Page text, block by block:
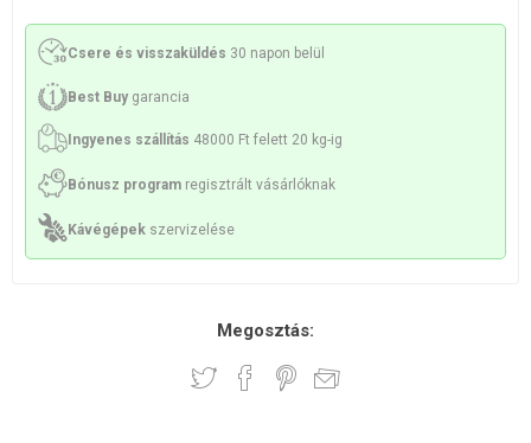
Csere és visszaküldés 30 napon belül
Best Buy garancia
Ingyenes szállítás 48000 Ft felett 20 kg-ig
Bónusz program regisztrált vásárlóknak
Kávégépek szervizelése
Megosztás: